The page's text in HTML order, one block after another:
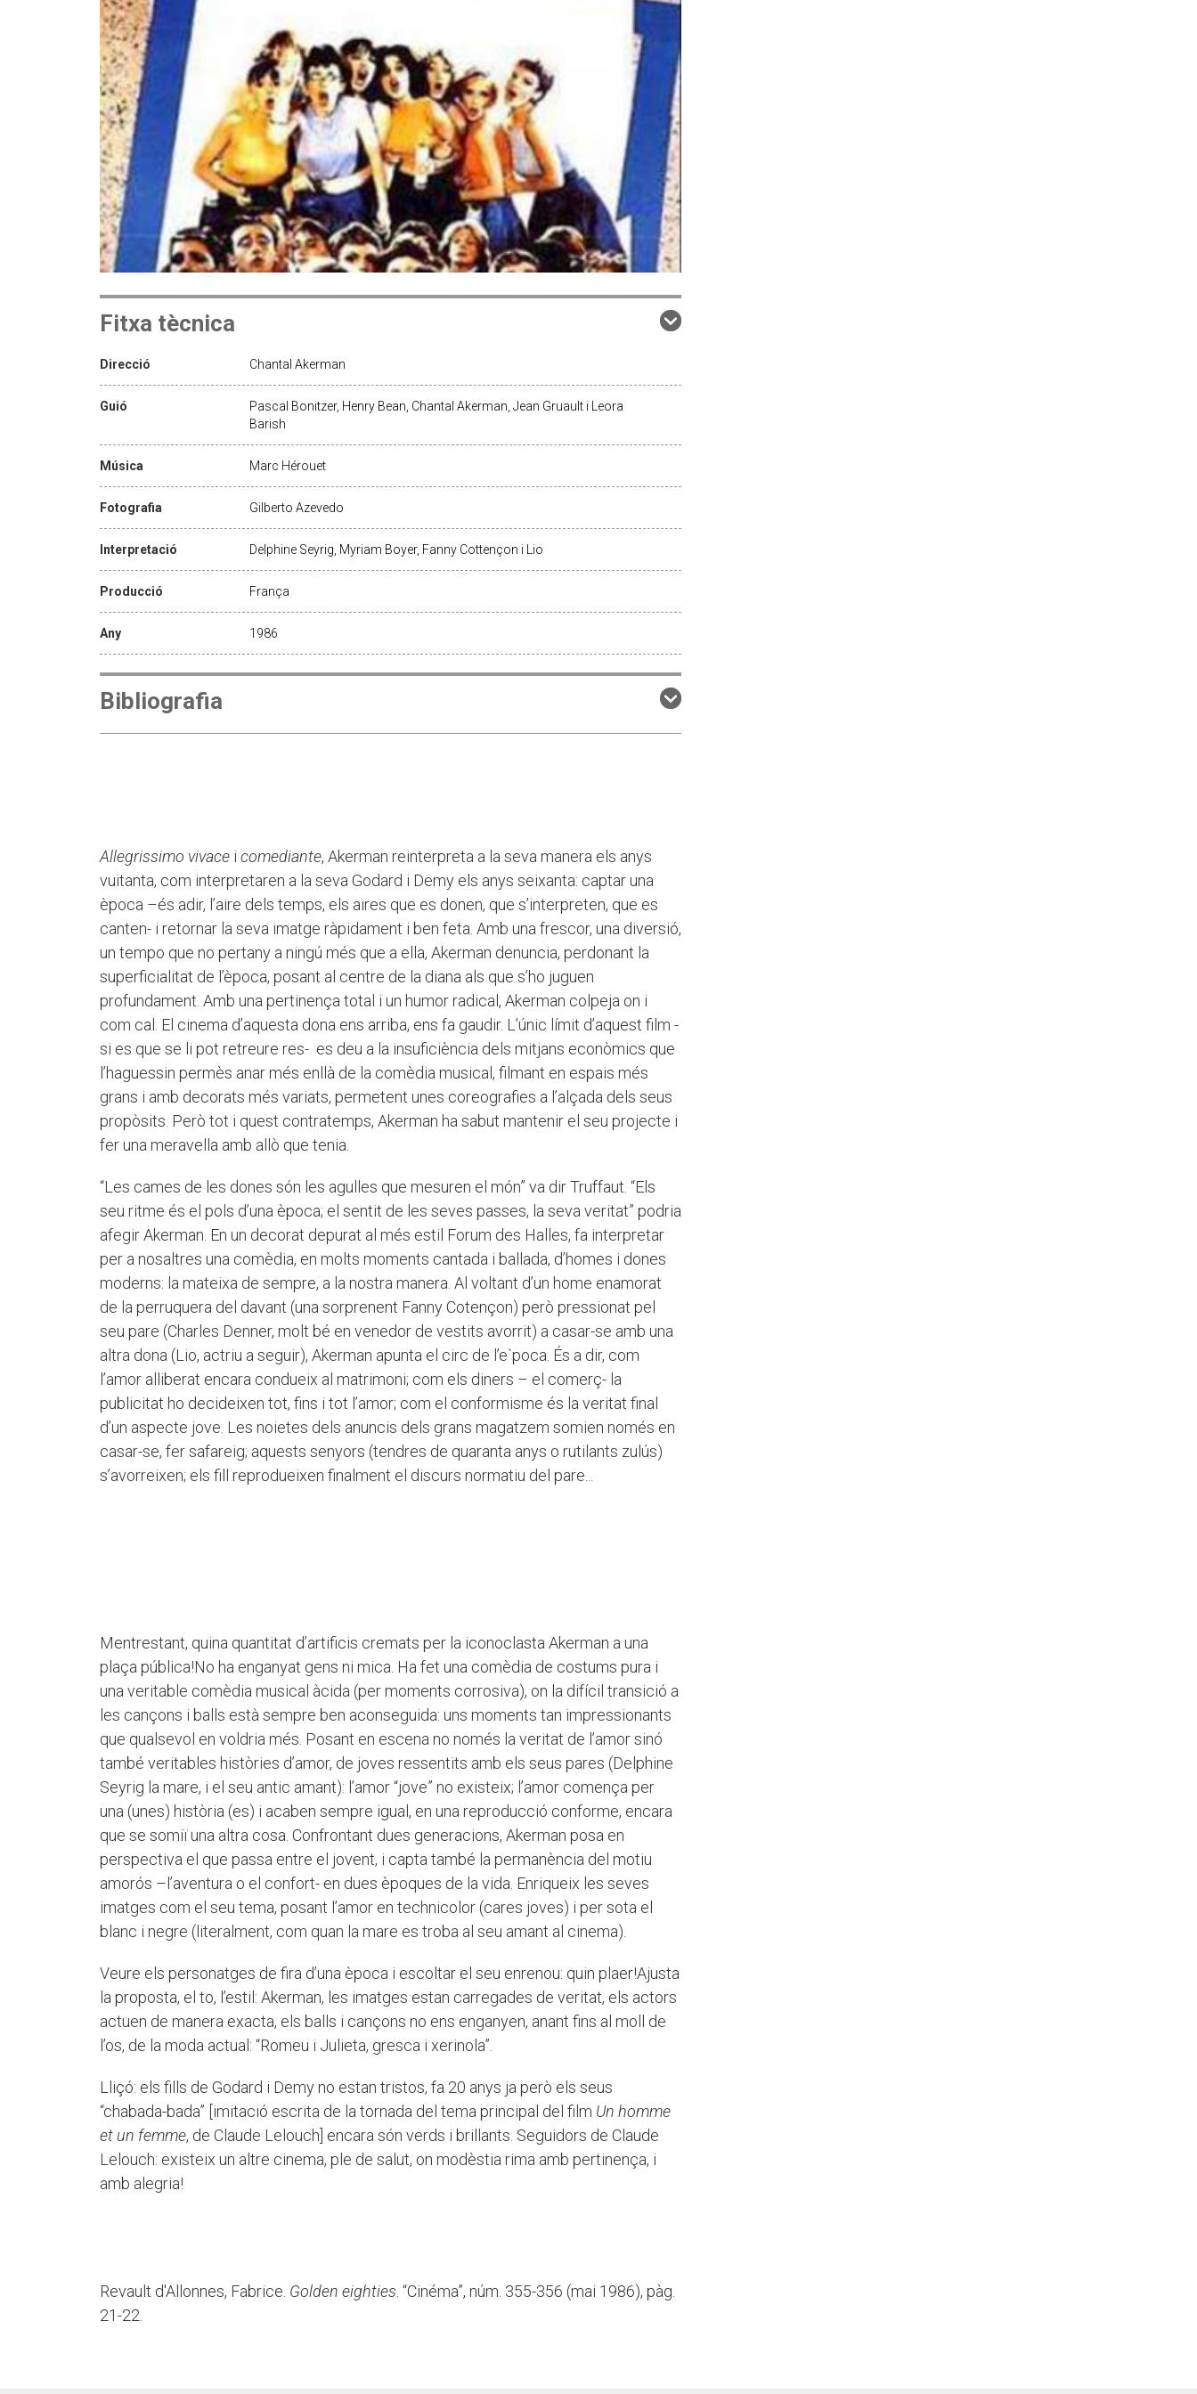
Fitxa tècnica
Direcció Chantal Akerman
Guió
Pascal Bonitzer, Henry Bean, Chantal Akerman, Jean Gruault i Leora
Barish
Música Marc Hérouet
Fotografia Gilberto Azevedo
Interpretació Delphine Seyrig, Myriam Boyer, Fanny Cottençon i Lio
Producció França
Any 1986
Bibliografia
Allegrissimo vivace i comediante, Akerman reinterpreta a la seva manera els anys
vuitanta, com interpretaren a la seva Godard i Demy els anys seixanta: captar una
època –és adir, l’aire dels temps, els aires que es donen, que s’interpreten, que es
canten- i retornar la seva imatge ràpidament i ben feta. Amb una frescor, una diversió,
un tempo que no pertany a ningú més que a ella, Akerman denuncia, perdonant la
superficialitat de l’època, posant al centre de la diana als que s’ho juguen
profundament. Amb una pertinença total i un humor radical, Akerman colpeja on i
com cal. El cinema d’aquesta dona ens arriba, ens fa gaudir. L’únic límit d’aquest film -
si es que se li pot retreure res- es deu a la insuficiència dels mitjans econòmics que
l’haguessin permès anar més enllà de la comèdia musical, filmant en espais més
grans i amb decorats més variats, permetent unes coreografies a l’alçada dels seus
propòsits. Però tot i quest contratemps, Akerman ha sabut mantenir el seu projecte i
fer una meravella amb allò que tenia.
“Les cames de les dones són les agulles que mesuren el món” va dir Truffaut. “Els
seu ritme és el pols d’una època; el sentit de les seves passes, la seva veritat” podria
afegir Akerman. En un decorat depurat al més estil Forum des Halles, fa interpretar
per a nosaltres una comèdia, en molts moments cantada i ballada, d’homes i dones
moderns: la mateixa de sempre, a la nostra manera. Al voltant d’un home enamorat
de la perruquera del davant (una sorprenent Fanny Cotençon) però pressionat pel
seu pare (Charles Denner, molt bé en venedor de vestits avorrit) a casar-se amb una
altra dona (Lio, actriu a seguir), Akerman apunta el circ de l’e`poca. És a dir, com
l’amor alliberat encara condueix al matrimoni; com els diners – el comerç- la
publicitat ho decideixen tot, fins i tot l’amor; com el conformisme és la veritat final
d’un aspecte jove. Les noietes dels anuncis dels grans magatzem somien només en
casar-se, fer safareig; aquests senyors (tendres de quaranta anys o rutilants zulús)
s’avorreixen; els fill reprodueixen finalment el discurs normatiu del pare...
Mentrestant, quina quantitat d’artificis cremats per la iconoclasta Akerman a una
plaça pública!No ha enganyat gens ni mica. Ha fet una comèdia de costums pura i
una veritable comèdia musical àcida (per moments corrosiva), on la difícil transició a
les cançons i balls està sempre ben aconseguida: uns moments tan impressionants
que qualsevol en voldria més. Posant en escena no només la veritat de l’amor sinó
també veritables històries d’amor, de joves ressentits amb els seus pares (Delphine
Seyrig la mare, i el seu antic amant): l’amor “jove” no existeix; l’amor comença per
una (unes) història (es) i acaben sempre igual, en una reproducció conforme, encara
que se somiï una altra cosa. Confrontant dues generacions, Akerman posa en
perspectiva el que passa entre el jovent, i capta també la permanència del motiu
amorós –l’aventura o el confort- en dues èpoques de la vida. Enriqueix les seves
imatges com el seu tema, posant l’amor en technicolor (cares joves) i per sota el
blanc i negre (literalment, com quan la mare es troba al seu amant al cinema).
Veure els personatges de fira d’una època i escoltar el seu enrenou: quin plaer!Ajusta
la proposta, el to, l’estil: Akerman, les imatges estan carregades de veritat, els actors
actuen de manera exacta, els balls i cançons no ens enganyen, anant fins al moll de
l’os, de la moda actual: “Romeu i Julieta, gresca i xerinola”.
Lliçó: els fills de Godard i Demy no estan tristos, fa 20 anys ja però els seus
“chabada-bada” [imitació escrita de la tornada del tema principal del film Un homme
et un femme, de Claude Lelouch] encara són verds i brillants. Seguidors de Claude
Lelouch: existeix un altre cinema, ple de salut, on modèstia rima amb pertinença, i
amb alegria!
Revault d'Allonnes, Fabrice. Golden eighties . “Cinéma”, núm. 355-356 (mai 1986), pàg.
21-22.